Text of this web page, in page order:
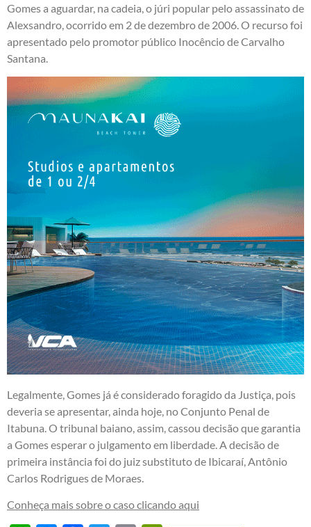
Gomes a aguardar, na cadeia, o júri popular pelo assassinato de
Alexsandro, ocorrido em 2 de dezembro de 2006. O recurso foi
apresentado pelo promotor público Inocêncio de Carvalho
Santana.
Legalmente, Gomes já é considerado foragido da Justiça, pois
deveria se apresentar, ainda hoje, no Conjunto Penal de
Itabuna. O tribunal baiano, assim, cassou decisão que garantia
a Gomes esperar o julgamento em liberdade. A decisão de
primeira instância foi do juiz substituto de Ibicaraí, Antônio
Carlos Rodrigues de Moraes.
Conheça mais sobre o caso clicando aqui